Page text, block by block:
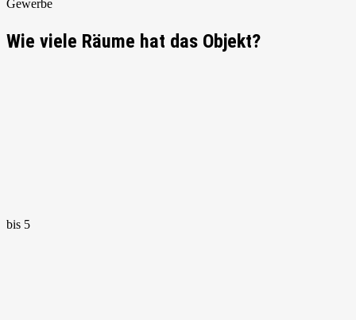
Gewerbe
Wie viele Räume hat das Objekt?
bis 5